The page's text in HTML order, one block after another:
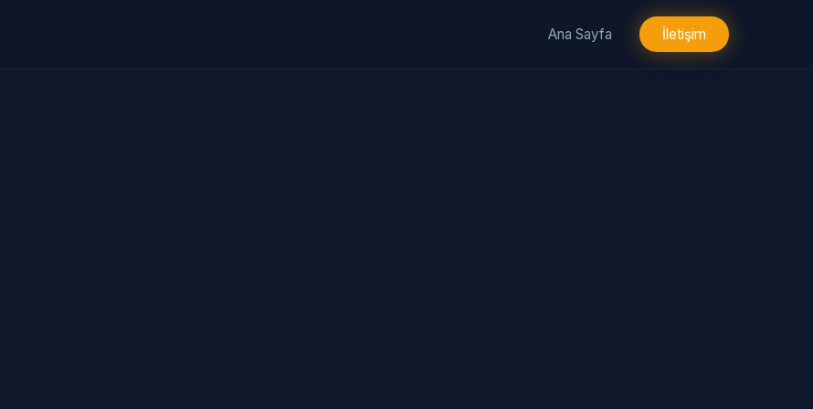
Ana Sayfa İletişim